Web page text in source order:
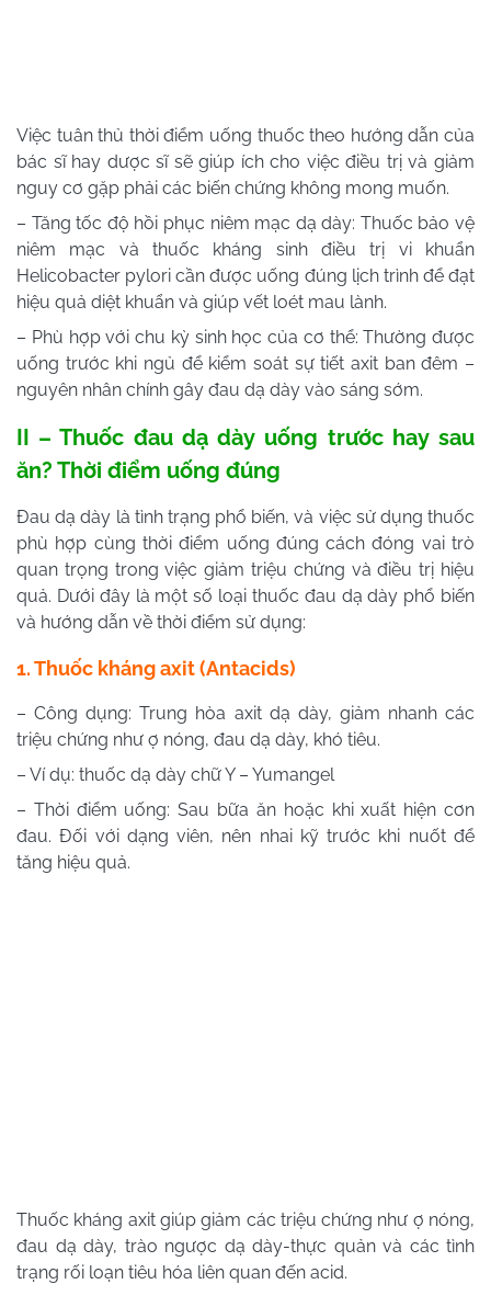
Việc tuân thủ thời điểm uống thuốc theo hướng dẫn của
bác sĩ hay dược sĩ sẽ giúp ích cho việc điều trị và giảm
nguy cơ gặp phải các biến chứng không mong muốn.
– Tăng tốc độ hồi phục niêm mạc dạ dày: Thuốc bảo vệ
niêm mạc và thuốc kháng sinh điều trị vi khuẩn
Helicobacter pylori cần được uống đúng lịch trình để đạt
hiệu quả diệt khuẩn và giúp vết loét mau lành.
– Phù hợp với chu kỳ sinh học của cơ thể: Thường được
uống trước khi ngủ để kiểm soát sự tiết axit ban đêm –
nguyên nhân chính gây đau dạ dày vào sáng sớm.
II – Thuốc đau dạ dày uống trước hay sau
ăn? Thời điểm uống đúng
Đau dạ dày là tình trạng phổ biến, và việc sử dụng thuốc
phù hợp cùng thời điểm uống đúng cách đóng vai trò
quan trọng trong việc giảm triệu chứng và điều trị hiệu
quả. Dưới đây là một số loại thuốc đau dạ dày phổ biến
và hướng dẫn về thời điểm sử dụng:
1. Thuốc kháng axit (Antacids)
– Công dụng: Trung hòa axit dạ dày, giảm nhanh các
triệu chứng như ợ nóng, đau dạ dày, khó tiêu.
– Ví dụ: thuốc dạ dày chữ Y – Yumangel
– Thời điểm uống: Sau bữa ăn hoặc khi xuất hiện cơn
đau. Đối với dạng viên, nên nhai kỹ trước khi nuốt để
tăng hiệu quả.
Thuốc kháng axit giúp giảm các triệu chứng như ợ nóng,
đau dạ dày, trào ngược dạ dày-thực quản và các tình
trạng rối loạn tiêu hóa liên quan đến acid.